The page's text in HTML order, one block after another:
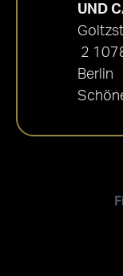
UND
2
Berlin